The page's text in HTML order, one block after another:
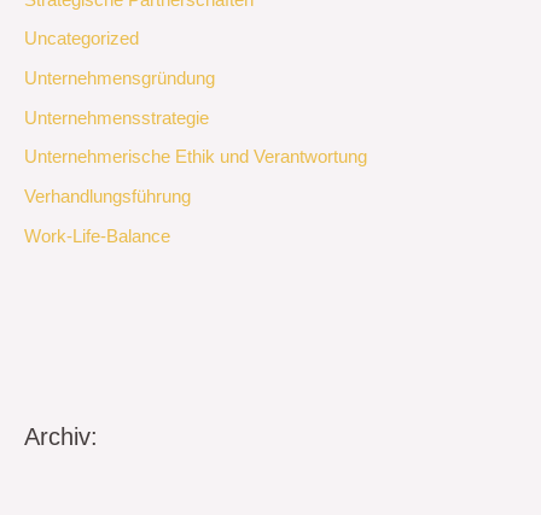
Uncategorized
Unternehmensgründung
Unternehmensstrategie
Unternehmerische Ethik und Verantwortung
Verhandlungsführung
Work-Life-Balance
Archiv: